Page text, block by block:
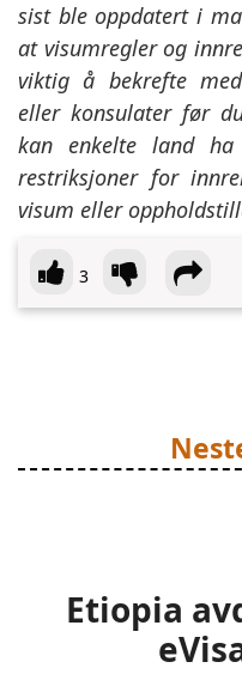
sist ble oppdatert i
at visumregler og
viktig å bekrefte
eller konsulater før
kan enkelte land ha
restriksjoner for
visum eller
3
Etiopia